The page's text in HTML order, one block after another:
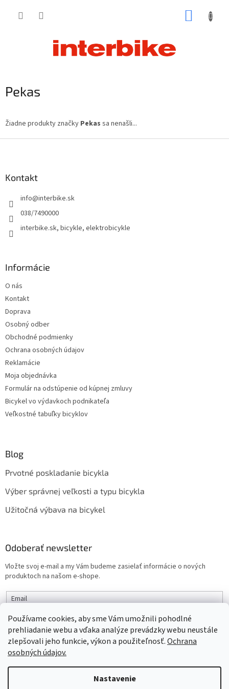
Používame cookies, aby sme Vám umožnili pohodlné
prehliadanie webu a vďaka analýze prevádzky webu neustále
zlepšovali jeho funkcie, výkon a použiteľnosť.Ochrana
osobných údajov.
Nastavenie
Pekas
Žiadne produkty značky Pekas sa nenašli...
Kontakt
info@interbike.sk
038/7490000
interbike.sk, bicykle, elektrobicykle
Informácie
O nás
Kontakt
Doprava
Osobný odber
Obchodné podmienky
Ochrana osobných údajov
Reklamácie
Moja objednávka
Formulár na odstúpenie od kúpnej zmluvy
Bicykel vo výdavkoch podnikateľa
Veľkostné tabuľky bicyklov
Blog
Prvotné poskladanie bicykla
Výber správnej veľkosti a typu bicykla
Užitočná výbava na bicykel
Odoberať newsletter
Vložte svoj e-mail a my Vám budeme zasielať informácie o nových
produktoch na našom e-shope.
Email
PRIHLÁSIŤ SA